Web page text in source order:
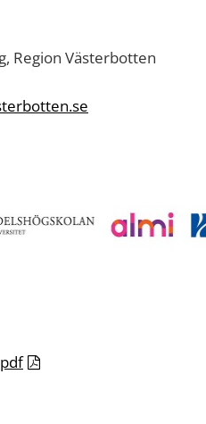
Region Västerbotten